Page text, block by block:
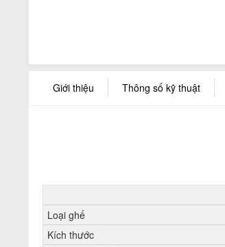
Giới thiệu Thông số kỹ thuật
Loại ghế
Kích thước